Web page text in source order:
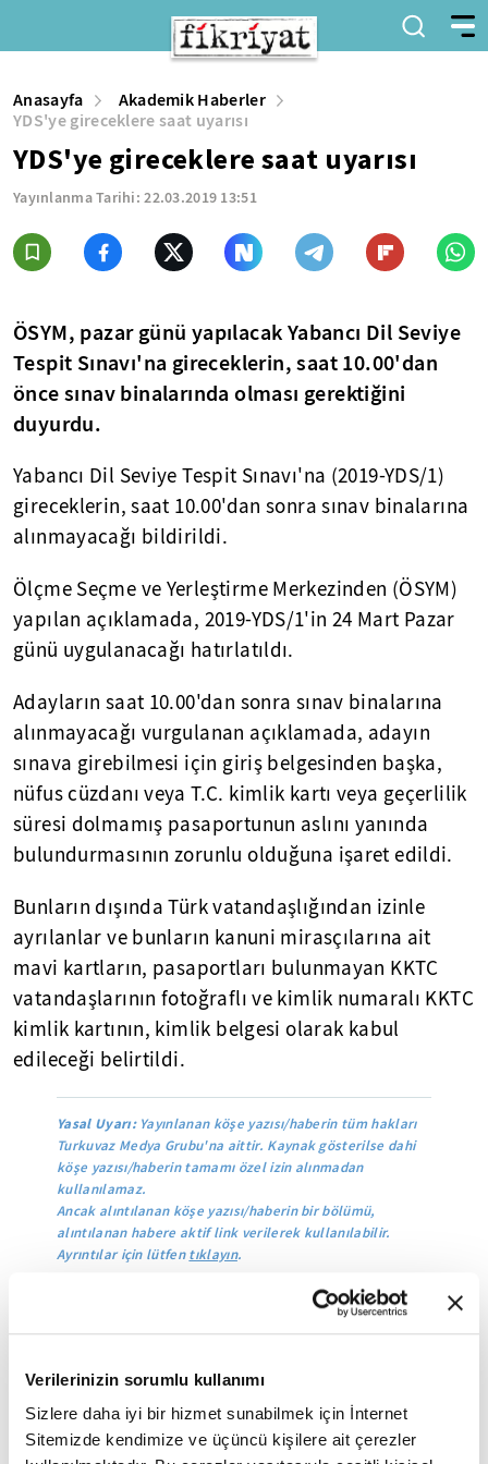
Verilerinizin sorumlu kullanımı
Sizlere daha iyi bir hizmet sunabilmek için İnternet
Sitemizde kendimize ve üçüncü kişilere ait çerezler
Anasayfa
Akademik Haberler
YDS'ye gireceklere saat uyarısı
YDS'ye gireceklere saat uyarısı
Yayınlanma Tarihi:22.03.2019 13:51
ÖSYM, pazar günü yapılacak Yabancı Dil Seviye
Tespit Sınavı'na gireceklerin, saat 10.00'dan
önce sınav binalarında olması gerektiğini
duyurdu.
Yabancı Dil Seviye Tespit Sınavı'na (2019-YDS/1)
gireceklerin, saat 10.00'dan sonra sınav binalarına
alınmayacağı bildirildi.
Ölçme Seçme ve Yerleştirme Merkezinden (ÖSYM)
yapılan açıklamada, 2019-YDS/1'in 24 Mart Pazar
günü uygulanacağı hatırlatıldı.
Adayların saat 10.00'dan sonra sınav binalarına
alınmayacağı vurgulanan açıklamada, adayın
sınava girebilmesi için giriş belgesinden başka,
nüfus cüzdanı veya T.C. kimlik kartı veya geçerlilik
süresi dolmamış pasaportunun aslını yanında
bulundurmasının zorunlu olduğuna işaret edildi.
Bunların dışında Türk vatandaşlığından izinle
ayrılanlar ve bunların kanuni mirasçılarına ait
mavi kartların, pasaportları bulunmayan KKTC
vatandaşlarının fotoğraflı ve kimlik numaralı KKTC
kimlik kartının, kimlik belgesi olarak kabul
edileceği belirtildi.
Yasal Uyarı:Yayınlanan köşe yazısı/haberin tüm hakları
Turkuvaz Medya Grubu'na aittir. Kaynak gösterilse dahi
köşe yazısı/haberin tamamı özel izin alınmadan
kullanılamaz.
Ancak alıntılanan köşe yazısı/haberin bir bölümü,
alıntılanan habere aktif link verilerek kullanılabilir.
Ayrıntılar için lütfentıklayın.
Mobil Uygulamamızı İndirin
İLGİNİZİ ÇEKEBİLECEK DİĞER MAKALELER